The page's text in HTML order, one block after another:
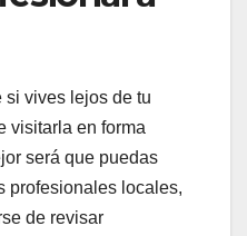
si vives lejos de tu
visitarla en forma
será que puedas
profesionales locales,
de revisar